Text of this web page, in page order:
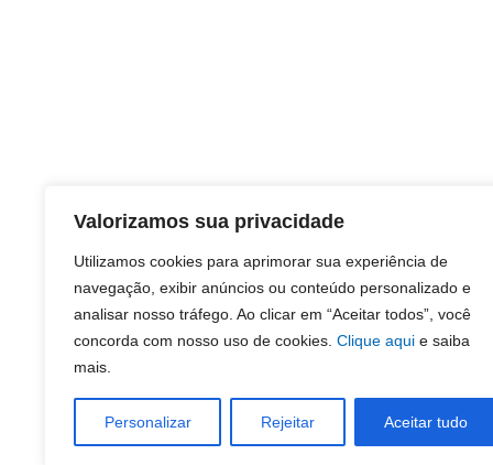
Valorizamos sua privacidade
Utilizamos cookies para aprimorar sua experiência de
navegação, exibir anúncios ou conteúdo personalizado e
analisar nosso tráfego. Ao clicar em “Aceitar todos”, você
concorda com nosso uso de cookies. Clique aqui e saiba
mais.
Personalizar Rejeitar Aceitar tudo